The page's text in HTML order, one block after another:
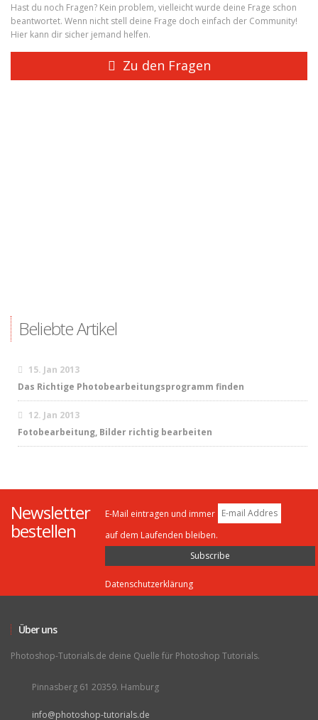
Hast du noch Fragen? Kein problem, vielleicht wurde deine Frage schon
beantwortet. Wenn nicht stell deine Frage doch einfach der Community!
Hier kann dir sicher jemand helfen.
Zu den Fragen
Beliebte Artikel
15. Jan 2013
Das Richtige Photobearbeitungsprogramm finden
12. Jan 2013
Fotobearbeitung, Bilder richtig bearbeiten
Newsletter
bestellen
E-Mail eintragen und immer
auf dem Laufenden bleiben.
Datenschutzerklärung
Über uns
Photoshop-Tutorials.de deine Quelle für Photoshop Tutorials.
Pinnasberg 61 20359. Hamburg
info@photoshop-tutorials.de